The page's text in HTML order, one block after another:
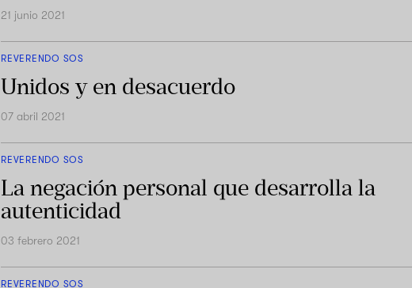
21 junio 2021
REVERENDO SOS
Unidos y en desacuerdo
07 abril 2021
REVERENDO SOS
La negación personal que desarrolla la
autenticidad
03 febrero 2021
REVERENDO SOS